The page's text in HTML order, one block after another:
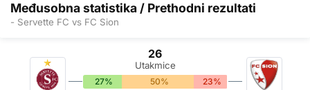
Međusobna statistika / Prethodni rezultati
- Servette FC vs FC Sion
26
Utakmice
27% 50% 23%